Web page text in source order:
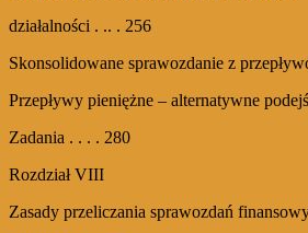
działalności . .. . 256
Skonsolidowane sprawozdanie z
Przepływy pieniężne – alternatywne
Zadania . . . . 280
Rozdział VIII
Zasady przeliczania sprawozdań